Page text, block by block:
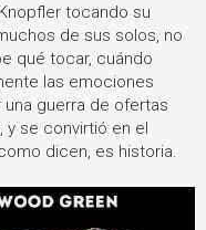
tocando su
de sus solos, no
qué tocar, cuándo
las emociones
guerra de ofertas
se convirtió en el
dicen, es historia.